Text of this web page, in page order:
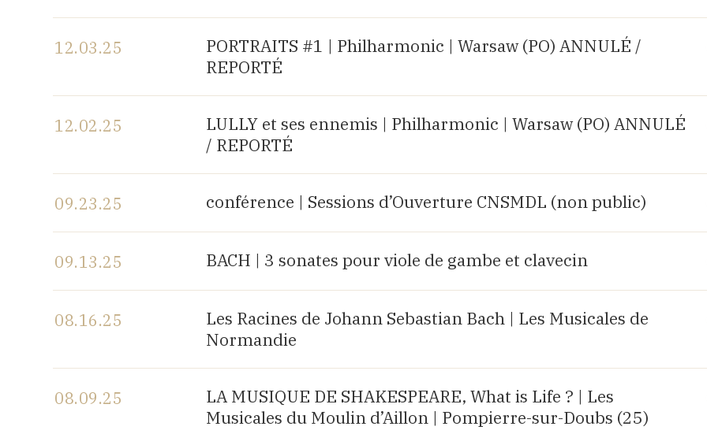
12.03.25
PORTRAITS #1 | Philharmonic | Warsaw (PO) ANNULÉ /
REPORTÉ
12.02.25
LULLY et ses ennemis | Philharmonic | Warsaw (PO) ANNULÉ
/ REPORTÉ
09.23.25 conférence | Sessions d’Ouverture CNSMDL (non public)
09.13.25 BACH | 3 sonates pour viole de gambe et clavecin
08.16.25
Les Racines de Johann Sebastian Bach | Les Musicales de
Normandie
08.09.25
LA MUSIQUE DE SHAKESPEARE, What is Life ? | Les
Musicales du Moulin d’Aillon | Pompierre-sur-Doubs (25)